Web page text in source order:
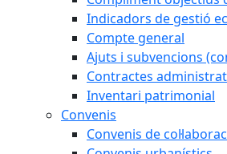
Indicadors de gestió
Compte general
Ajuts i subvencions
Contractes
Inventari patrimonial
Convenis
Convenis de